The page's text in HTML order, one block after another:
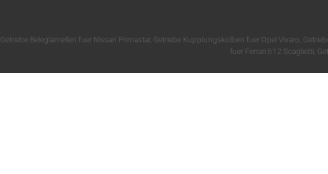
Getriebe Beleglamellen fuer Nissan Primastar Getriebe Kupplungskolben fuer Opel Vivaro
fuer Ferrari 612 Scaglietti